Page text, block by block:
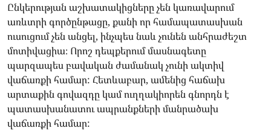
Ընկերության աշխատակիցները չեն կառավարում
առևտրի գործընթացը, քանի որ համապատասխան
ուսուցում չեն անցել, ինչպես նաև չունեն անհրաժեշտ
մոտիվացիա։ Որոշ դեպքերում մասնագետը
պարզապես բավական ժամանակ չունի ակտիվ
վաճառքի համար: Հետևաբար, ամենից հաճախ
արտաքին գովազդը կամ ուղղակիորեն գնորդն է
պատասխանատու ապրանքների մանրածախ
վաճառքի համար: